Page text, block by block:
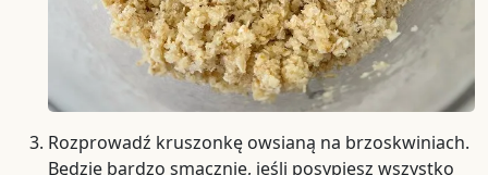
Rozprowadź kruszonkę owsianą na brzoskwiniach.
Będzie bardzo smacznie, jeśli posypiesz wszystko